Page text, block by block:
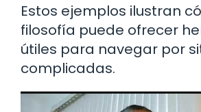
Estos ejemplos ilustran
filosofía puede ofrecer
útiles para navegar por
complicadas.